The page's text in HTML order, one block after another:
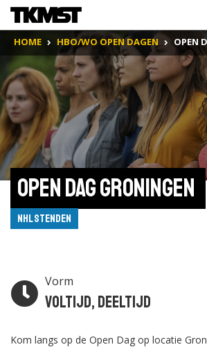
HOME HBO/WO OPEN DAGEN OPEN
Open Dag Groningen
NHL Stenden
Vorm
Voltijd, Deeltijd
Kom langs op de Open Dag op locatie